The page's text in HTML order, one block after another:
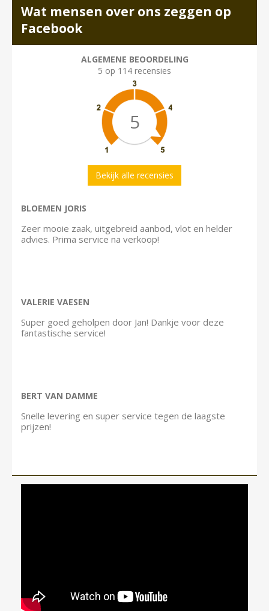
Wat mensen over ons zeggen op
Facebook
ALGEMENE BEOORDELING
5 op 114 recensies
5
Bekijk alle recensies
BLOEMEN JORIS
Zeer mooie zaak, uitgebreid aanbod, vlot en helder
advies. Prima service na verkoop!
VALERIE VAESEN
Super goed geholpen door Jan! Dankje voor deze
fantastische service!
BERT VAN DAMME
Snelle levering en super service tegen de laagste
prijzen!